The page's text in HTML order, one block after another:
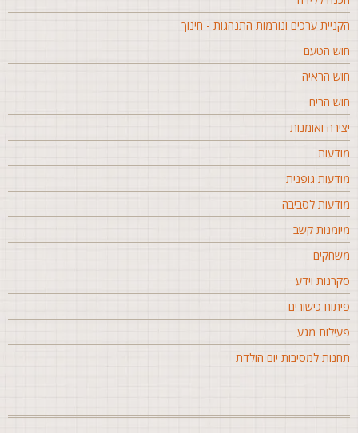
ערכים ונורמות התנהגות - חינוך
הטעם
הראיה
הריח
ואומנות
גופנית
לסביבה
קשב
וידע
כישורים
מגע
למסיבות יום הולדת